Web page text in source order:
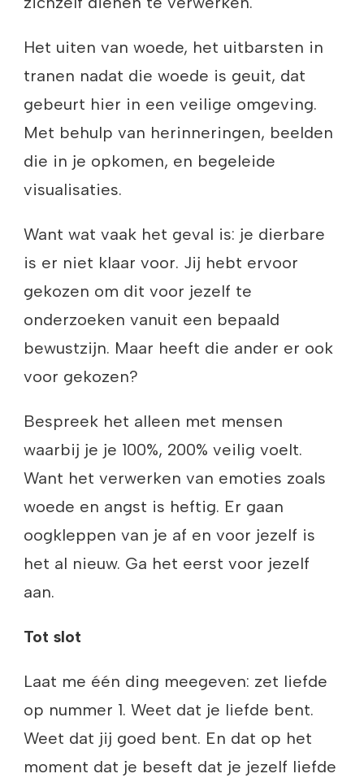
Het uiten van woede, het uitbarsten in
tranen nadat die woede is geuit, dat
gebeurt hier in een veilige omgeving.
Met behulp van herinneringen, beelden
die in je opkomen, en begeleide
visualisaties.
Want wat vaak het geval is: je dierbare
is er niet klaar voor. Jij hebt ervoor
gekozen om dit voor jezelf te
onderzoeken vanuit een bepaald
bewustzijn. Maar heeft die ander er ook
voor gekozen?
Bespreek het alleen met mensen
waarbij je je 100%, 200% veilig voelt.
Want het verwerken van emoties zoals
woede en angst is heftig. Er gaan
oogkleppen van je af en voor jezelf is
het al nieuw. Ga het eerst voor jezelf
aan.
Tot slot
Laat me één ding meegeven: zet liefde
op nummer 1. Weet dat je liefde bent.
Weet dat jij goed bent. En dat op het
moment dat je beseft dat je jezelf liefde